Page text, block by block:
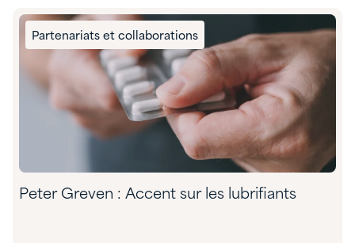
Partenariats et collaborations
Peter Greven : Accent sur les lubrifiants